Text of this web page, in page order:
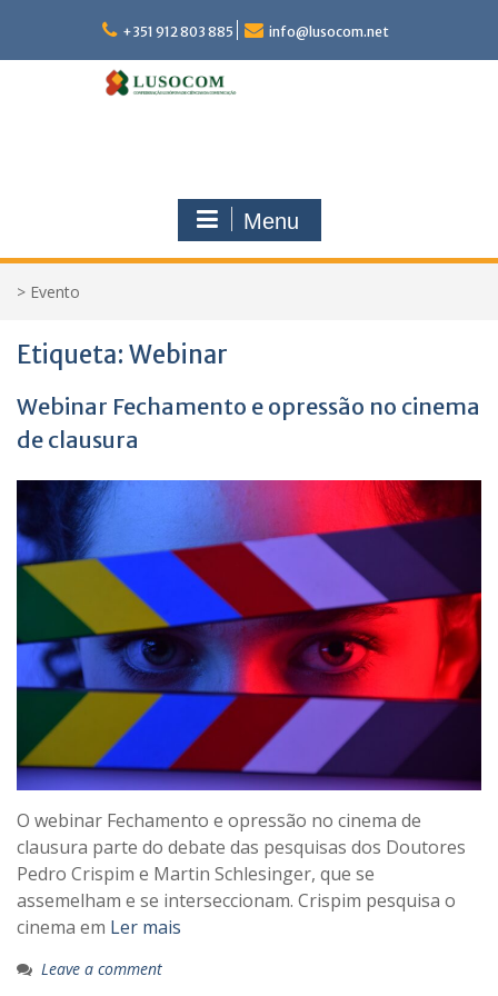
content
+351 912 803 885 info@lusocom.net
Menu
> Evento
Etiqueta: Webinar
Webinar Fechamento e opressão no cinema
de clausura
O webinar Fechamento e opressão no cinema de
clausura parte do debate das pesquisas dos Doutores
Pedro Crispim e Martin Schlesinger, que se
assemelham e se interseccionam. Crispim pesquisa o
cinema em Ler mais
Leave a comment